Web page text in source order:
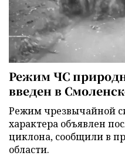
Режим ЧС
введен в
Режим чрезвычайной
характера объявлен
циклона, сообщили в
области.